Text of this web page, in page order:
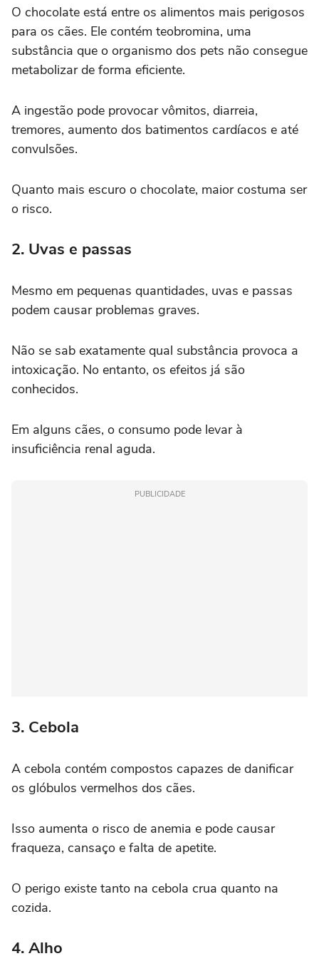
O chocolate está entre os alimentos mais perigosos
para os cães. Ele contém teobromina, uma
substância que o organismo dos pets não consegue
metabolizar de forma eficiente.
A ingestão pode provocar vômitos, diarreia,
tremores, aumento dos batimentos cardíacos e até
convulsões.
Quanto mais escuro o chocolate, maior costuma ser
o risco.
2. Uvas e passas
Mesmo em pequenas quantidades, uvas e passas
podem causar problemas graves.
Não se sab exatamente qual substância provoca a
intoxicação. No entanto, os efeitos já são
conhecidos.
Em alguns cães, o consumo pode levar à
insuficiência renal aguda.
PUBLICIDADE
3. Cebola
A cebola contém compostos capazes de danificar
os glóbulos vermelhos dos cães.
Isso aumenta o risco de anemia e pode causar
fraqueza, cansaço e falta de apetite.
O perigo existe tanto na cebola crua quanto na
cozida.
4. Alho